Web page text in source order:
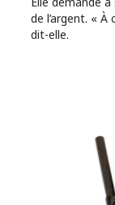
de l’argent. « À
dit-elle.